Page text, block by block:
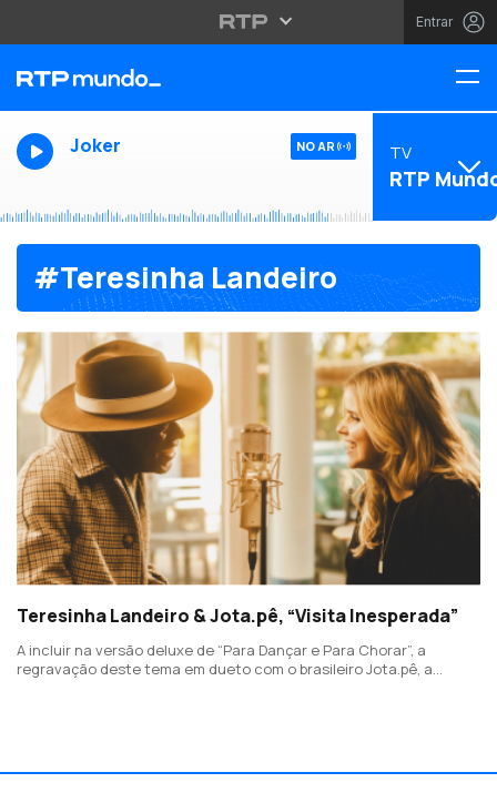
Entrar
Joker NO AR TV
RTP
#Teresinha Landeiro
Teresinha Landeiro & Jota.pê, “Visita Inesperada”
A incluir na versão deluxe de “Para Dançar e Para Chorar”, a
regravação deste tema em dueto com o brasileiro Jota.pê, a